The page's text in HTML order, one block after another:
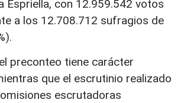
Espriella, con 12.959.542 votos
a los 12.708.712 sufragios de
preconteo tiene carácter
que el escrutinio realizado
escrutadoras